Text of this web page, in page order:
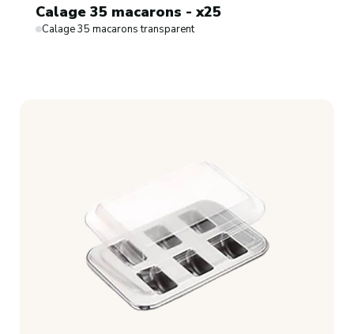
Calage 35 macarons - x25
Calage 35 macarons transparent